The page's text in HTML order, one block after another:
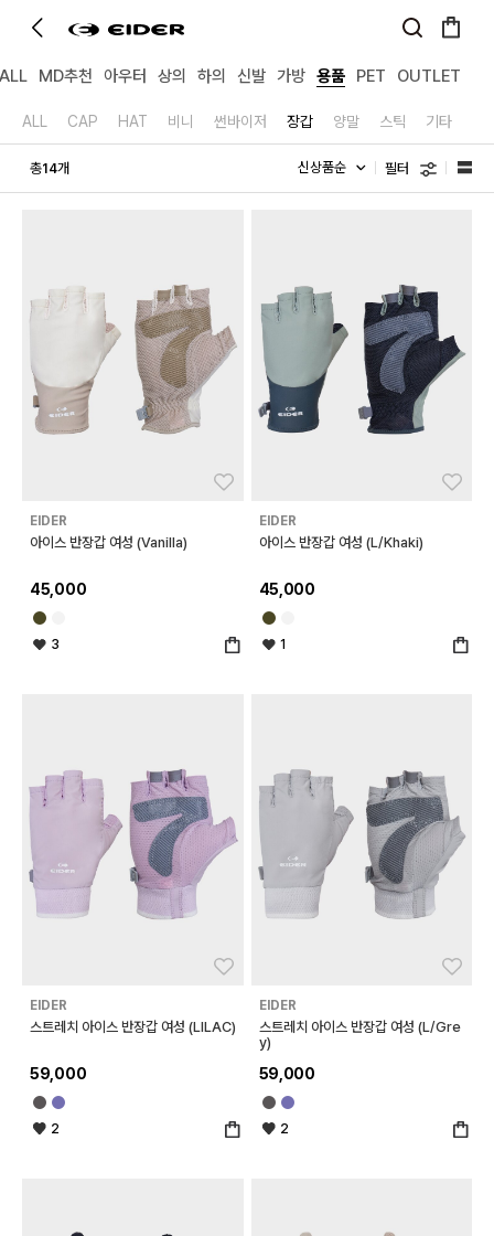
ALL MD추천 아우터 상의 하의 신발 가방 용품 PET OUTLET
ALL CAP HAT 비니 썬바이저 장갑 양말 스틱 기타
총14개 필터
EIDER
아이스 반장갑 여성 (Vanilla)
45,000
3
EIDER
아이스 반장갑 여성 (L/Khaki)
45,000
1
EIDER
스트레치 아이스 반장갑 여성 (LILAC)
59,000
2
EIDER
스트레치 아이스 반장갑 여성 (L/Gre
y)
59,000
2